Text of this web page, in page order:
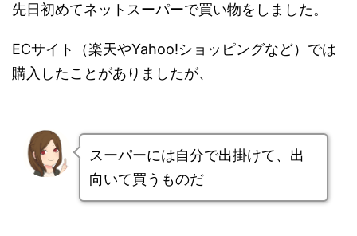
先日初めてネットスーパーで買い物をしました。
ECサイト（楽天やYahoo!ショッピングなど）では
購入したことがありましたが、
スーパーには自分で出掛けて、出
向いて買うものだ